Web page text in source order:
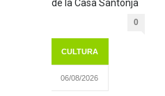
de la Casa Santonja
0
CULTURA
06/08/2026